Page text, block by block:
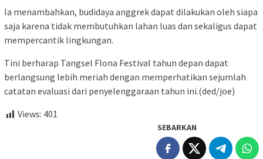
Ia menambahkan, budidaya anggrek dapat dilakukan oleh siapa
saja karena tidak membutuhkan lahan luas dan sekaligus dapat
mempercantik lingkungan.
Tini berharap Tangsel Flona Festival tahun depan dapat
berlangsung lebih meriah dengan memperhatikan sejumlah
catatan evaluasi dari penyelenggaraan tahun ini.(ded/joe)
Views: 401
SEBARKAN